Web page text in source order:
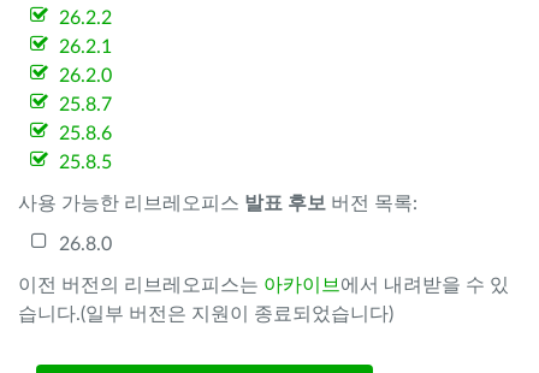
26.2.2
26.2.1
26.2.0
25.8.7
25.8.6
25.8.5
사용 가능한 리브레오피스 발표 후보 버전 목록:
26.8.0
이전 버전의 리브레오피스는 아카이브 에서 내려받을 수 있
습니다.(일부 버전은 지원이 종료되었습니다)